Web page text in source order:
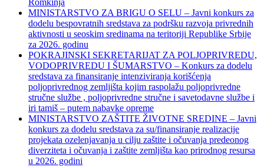
Romkinja
MINISTARSTVO ZA BRIGU O SELU – Javni konkurs za
dodelu bespovratnih sredstava za podršku razvoja privrednih
aktivnosti u seoskim sredinama na teritoriji Republike Srbije
za 2026. godinu
POKRAJINSKI SEKRETARIJAT ZA POLJOPRIVREDU,
VODOPRIVREDU I ŠUMARSTVO – Konkurs za dodelu
sredstava za finansiranje intenziviranja korišćenja
poljoprivrednog zemljišta kojim raspolažu poljoprivredne
stručne službe , poljoprivredne stručne i savetodavne službe i
iri tamiš ‒ putem nabavke opreme
MINISTARSTVO ZAŠTITE ŽIVOTNE SREDINE – Javni
konkurs za dodelu sredstava za su/finansiranje realizacije
projekata ozelenjavanja u cilju zaštite i očuvanja predeonog
diverziteta i očuvanja i zaštite zemljišta kao prirodnog resursa
u 2026. godini